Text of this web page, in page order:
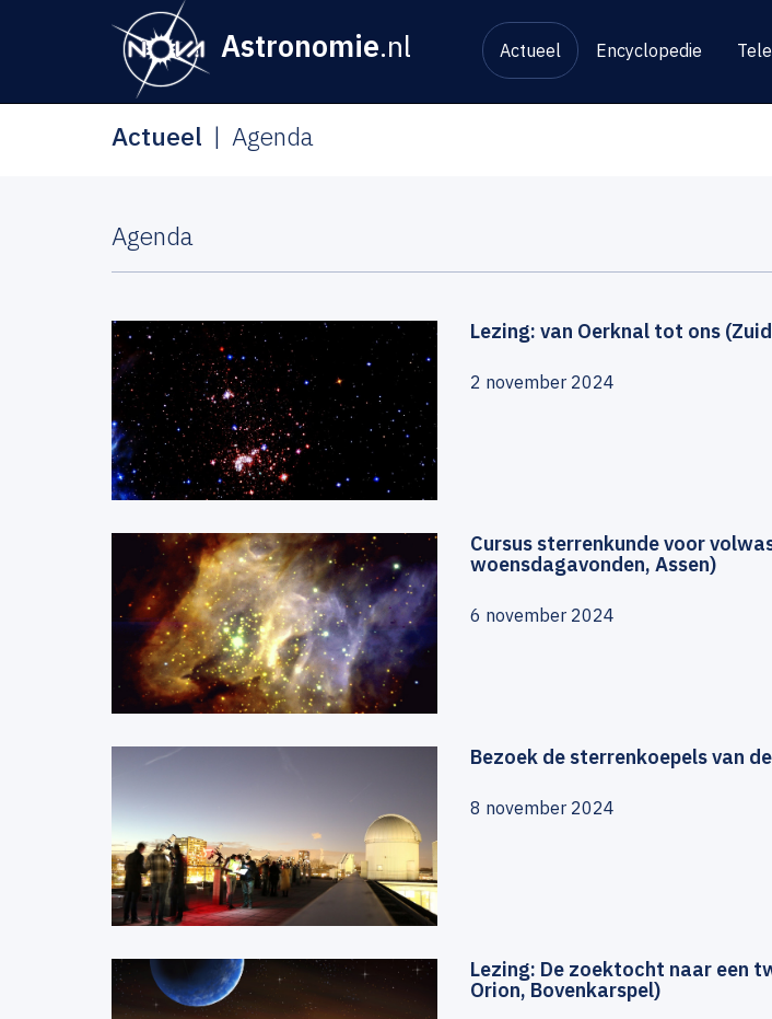
Astronomie.nl Actueel Encyclopedie
Actueel Agenda
Agenda
Lezing: van Oerknal tot ons
2 november 2024
Cursus sterrenkunde voor
woensdagavonden, Assen)
6 november 2024
Bezoek de sterrenkoepels van
8 november 2024
Lezing: De zoektocht naar een
Orion, Bovenkarspel)